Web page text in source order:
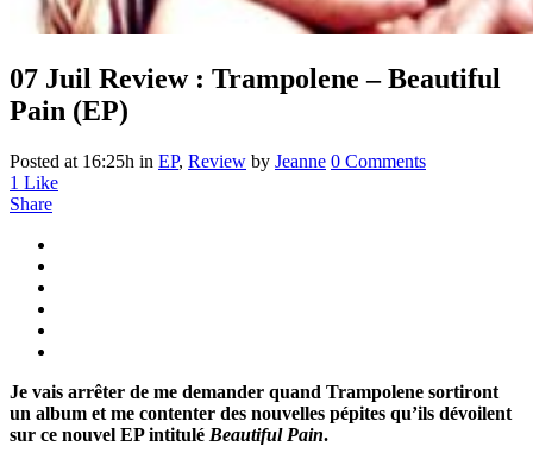
07 Juil Review : Trampolene – Beautiful
Pain (EP)
Posted at 16:25h in EP, Review by Jeanne 0 Comments
1 Like
Share
Je vais arrêter de me demander quand Trampolene sortiront
un album et me contenter des nouvelles pépites qu’ils dévoilent
sur ce nouvel EP intitulé Beautiful Pain.